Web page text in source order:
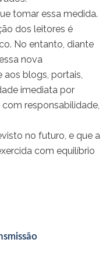
tomar essa medida.
dos leitores é
No entanto, diante
nova
aos blogs, portais,
imediata por
responsabilidade,
no futuro, e que a
com equilíbrio